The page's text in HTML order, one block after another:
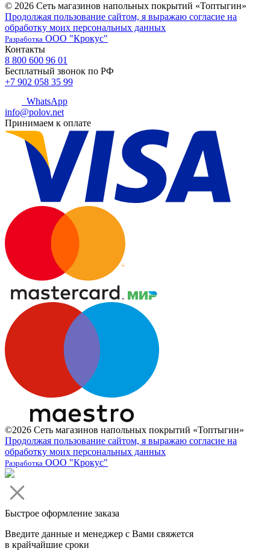
© 2026 Сеть магазинов напольных покрытий «Топтыгин»
Продолжая пользование сайтом, я выражаю согласие на
обработку моих персональных данных
Разработка ООО "Крокус"
Контакты
8 800 600 96 01
Бесплатный звонок по РФ
+7 902 058 35 99
WhatsApp
info@polov.net
Принимаем к оплате
©2026 Сеть магазинов напольных покрытий «Топтыгин»
Продолжая пользование сайтом, я выражаю согласие на
обработку моих персональных данных
Разработка ООО "Крокус"
Быстрое оформление заказа
Введите данные и менеджер с Вами свяжется
в крайчайшие сроки